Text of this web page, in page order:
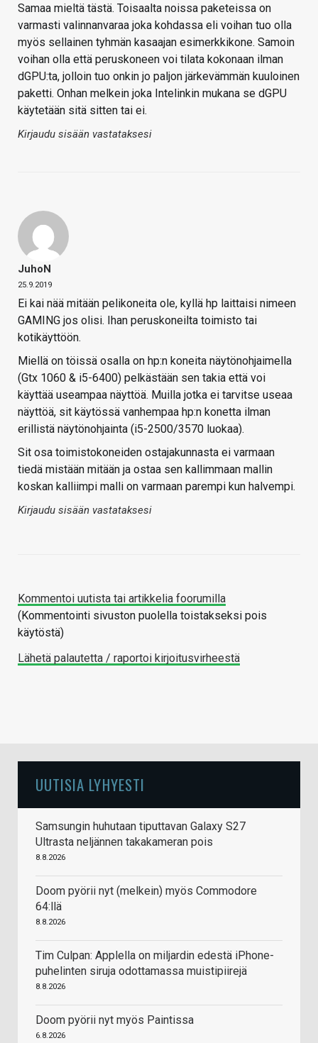
Samaa mieltä tästä. Toisaalta noissa paketeissa on
varmasti valinnanvaraa joka kohdassa eli voihan tuo olla
myös sellainen tyhmän kasaajan esimerkkikone. Samoin
voihan olla että peruskoneen voi tilata kokonaan ilman
dGPU:ta, jolloin tuo onkin jo paljon järkevämmän kuuloinen
paketti. Onhan melkein joka Intelinkin mukana se dGPU
käytetään sitä sitten tai ei.
Kirjaudu sisään vastataksesi
JuhoN
25.9.2019
Ei kai nää mitään pelikoneita ole, kyllä hp laittaisi nimeen
GAMING jos olisi. Ihan peruskoneilta toimisto tai
kotikäyttöön.
Miellä on töissä osalla on hp:n koneita näytönohjaimella
(Gtx 1060 & i5-6400) pelkästään sen takia että voi
käyttää useampaa näyttöä. Muilla jotka ei tarvitse useaa
näyttöä, sit käytössä vanhempaa hp:n konetta ilman
erillistä näytönohjainta (i5-2500/3570 luokaa).
Sit osa toimistokoneiden ostajakunnasta ei varmaan
tiedä mistään mitään ja ostaa sen kallimmaan mallin
koskan kalliimpi malli on varmaan parempi kun halvempi.
Kirjaudu sisään vastataksesi
Kommentoi uutista tai artikkelia foorumilla
(Kommentointi sivuston puolella toistakseksi pois
käytöstä)
Lähetä palautetta / raportoi kirjoitusvirheestä
UUTISIA LYHYESTI
Samsungin huhutaan tiputtavan Galaxy S27
Ultrasta neljännen takakameran pois
8.8.2026
Doom pyörii nyt (melkein) myös Commodore
64:llä
8.8.2026
Tim Culpan: Applella on miljardin edestä iPhone-
puhelinten siruja odottamassa muistipiirejä
8.8.2026
Doom pyörii nyt myös Paintissa
6.8.2026